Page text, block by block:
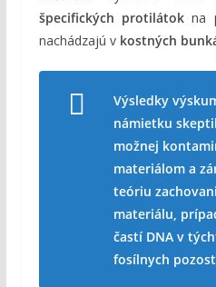
špecifických protilátokna
nachádzajú v kostných
Výsledky
námietku
možnej
materiálom a
teóriu
materiálu,
častí DNA v
fosílnych